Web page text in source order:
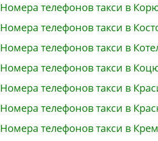
Номера телефонов такси в
Номера телефонов такси в
Номера телефонов такси в
Номера телефонов такси в
Номера телефонов такси в
Номера телефонов такси в
Номера телефонов такси в